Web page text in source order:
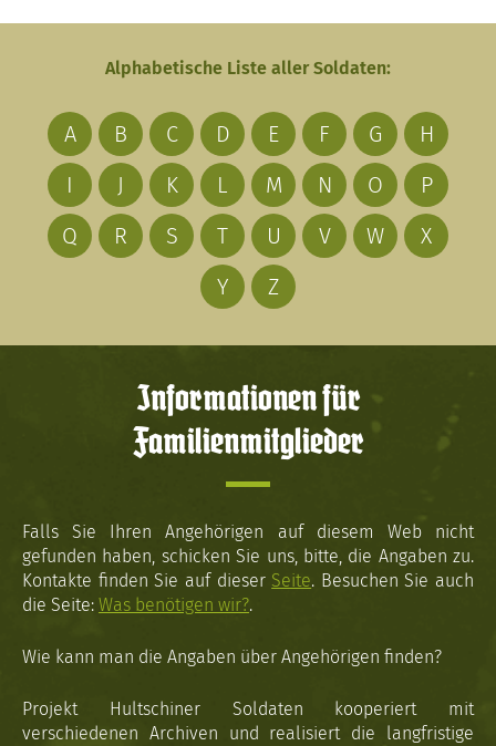
Alphabetische Liste aller Soldaten:
A B C D E F G
H
I
J K L M N O
P
Q
R S T U V W
X
Y
Z
Informationen für
Familienmitglieder
Falls Sie Ihren Angehörigen auf diesem Web nicht
gefunden haben, schicken Sie uns, bitte, die Angaben zu.
Kontakte finden Sie auf dieser Seite. Besuchen Sie auch
die Seite: Was benötigen wir?.
Wie kann man die Angaben über Angehörigen finden?
Projekt Hultschiner Soldaten kooperiert mit
verschiedenen Archiven und realisiert die langfristige